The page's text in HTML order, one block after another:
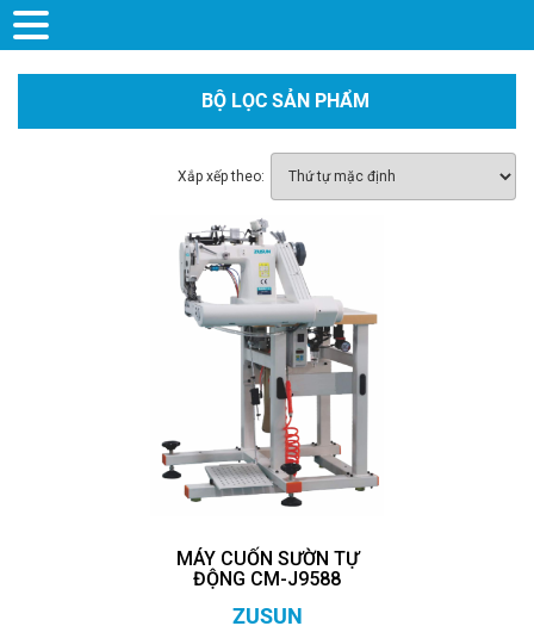
BỘ LỌC SẢN PHẨM
Xắp xếp theo:
MÁY CUỐN SƯỜN TỰ
ĐỘNG CM-J9588
ZUSUN